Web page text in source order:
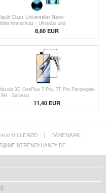
Glass Universeller Nano-
- Ultraklar und
fingerabdruckfreundlich8,60 EUR
3D OnePlus 7 Pro, 7T Pro Panzerglas
- Schwarz
11,40EUR
HILLERØD | DÄNEMARK
|